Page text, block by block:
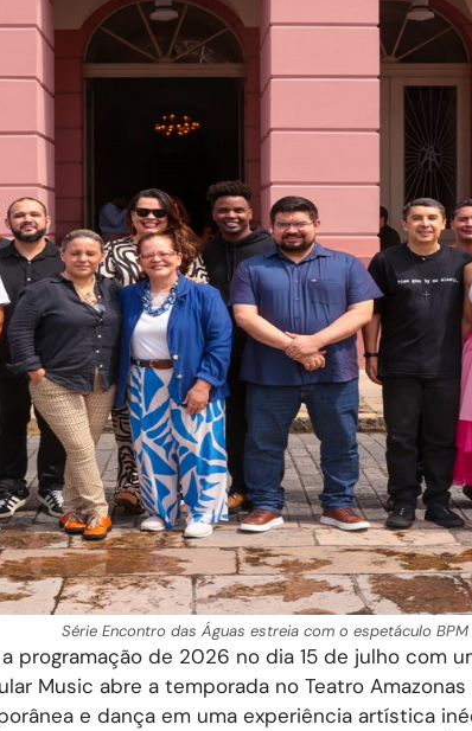
Série Encontro das Águas estreia com o espetáculo
programação de 2026 no dia 15 de julho com
Music abre a temporada no Teatro
e dança em uma experiência artística